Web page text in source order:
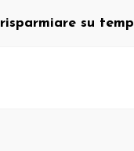
risparmiare su